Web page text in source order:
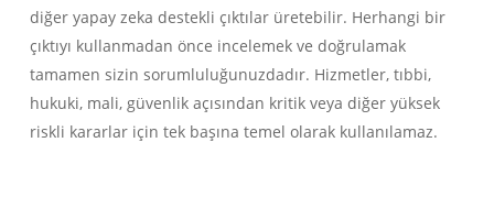
diğer yapay zeka destekli çıktılar üretebilir. Herhangi bir
çıktıyı kullanmadan önce incelemek ve doğrulamak
tamamen sizin sorumluluğunuzdadır. Hizmetler, tıbbi,
hukuki, mali, güvenlik açısından kritik veya diğer yüksek
riskli kararlar için tek başına temel olarak kullanılamaz.